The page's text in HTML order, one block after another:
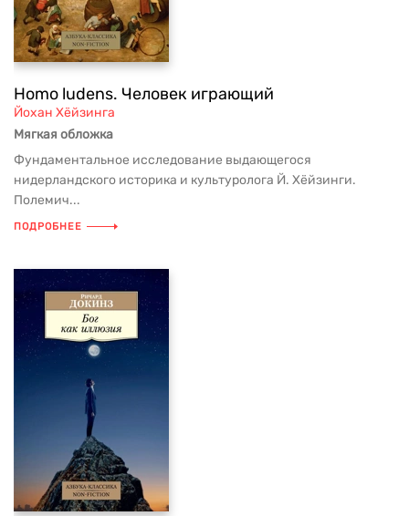
Homo ludens. Человек играющий
Йохан Хёйзинга
Мягкая обложка
Фундаментальное исследование выдающегося
нидерландского историка и культуролога Й. Хёйзинги.
Полемич...
ПОДРОБНЕЕ